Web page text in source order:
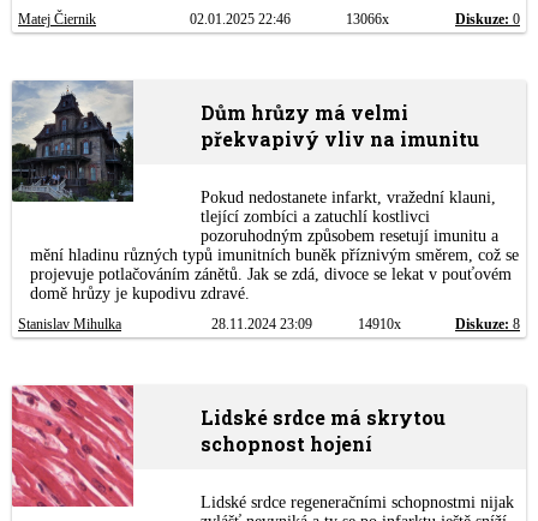
Matej Čiernik 02.01.2025 22:46 13066x Diskuze: 0
Dům hrůzy má velmi
překvapivý vliv na imunitu
Pokud nedostanete infarkt, vražední klauni,
tlející zombíci a zatuchlí kostlivci
pozoruhodným způsobem resetují imunitu a
mění hladinu různých typů imunitních buněk příznivým směrem, což se
projevuje potlačováním zánětů. Jak se zdá, divoce se lekat v pouťovém
domě hrůzy je kupodivu zdravé.
Stanislav Mihulka 28.11.2024 23:09 14910x Diskuze: 8
Lidské srdce má skrytou
schopnost hojení
Lidské srdce regeneračními schopnostmi nijak